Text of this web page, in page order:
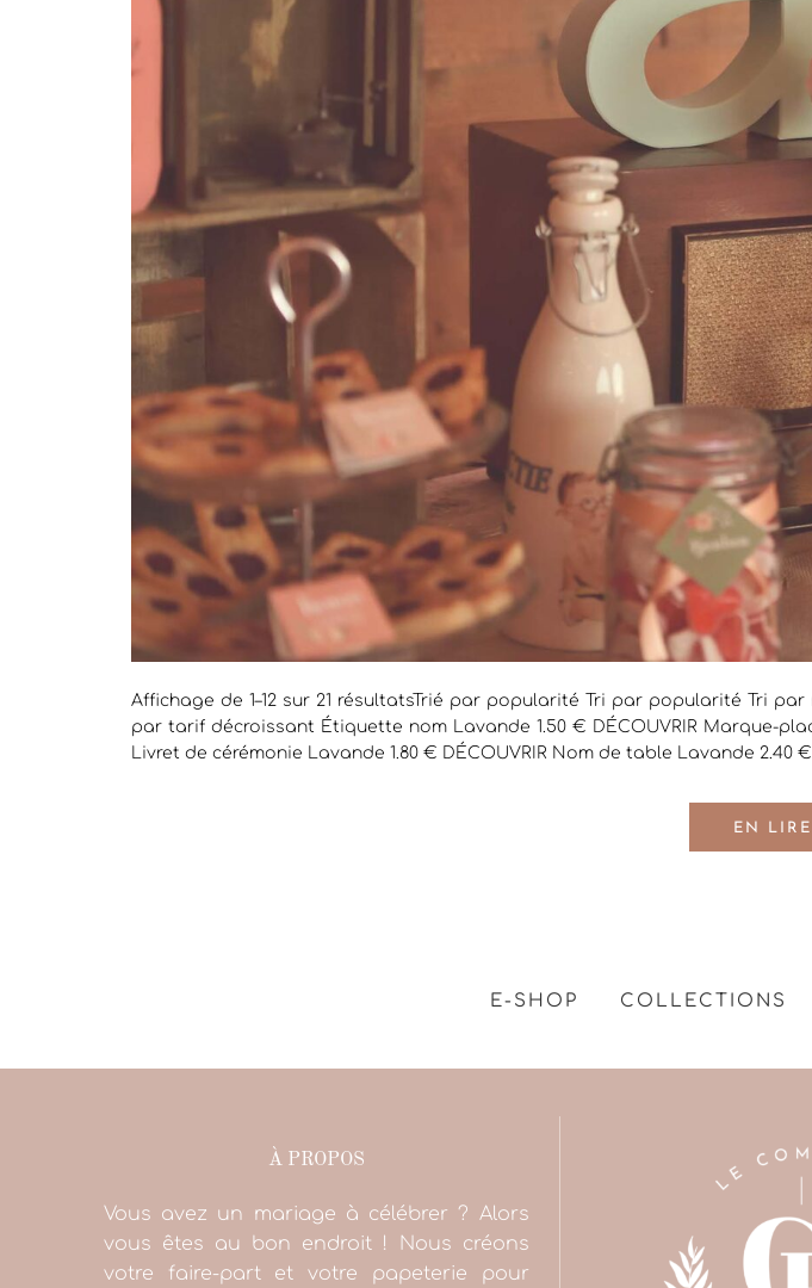
Affichage de 1–12 sur 21 résultatsTrié par popularité Tri par popularité Tri
par tarif décroissant Étiquette nom Lavande 1.50 € DÉCOUVRIR Marque-
Livret de cérémonie Lavande 1.80 € DÉCOUVRIR Nom de table Lavande 2.40
EN
E-SHOP COLLECTIONS
À PROPOS
Vous avez un mariage à célébrer ? Alors
vous êtes au bon endroit ! Nous créons
votre faire-part et votre papeterie pour